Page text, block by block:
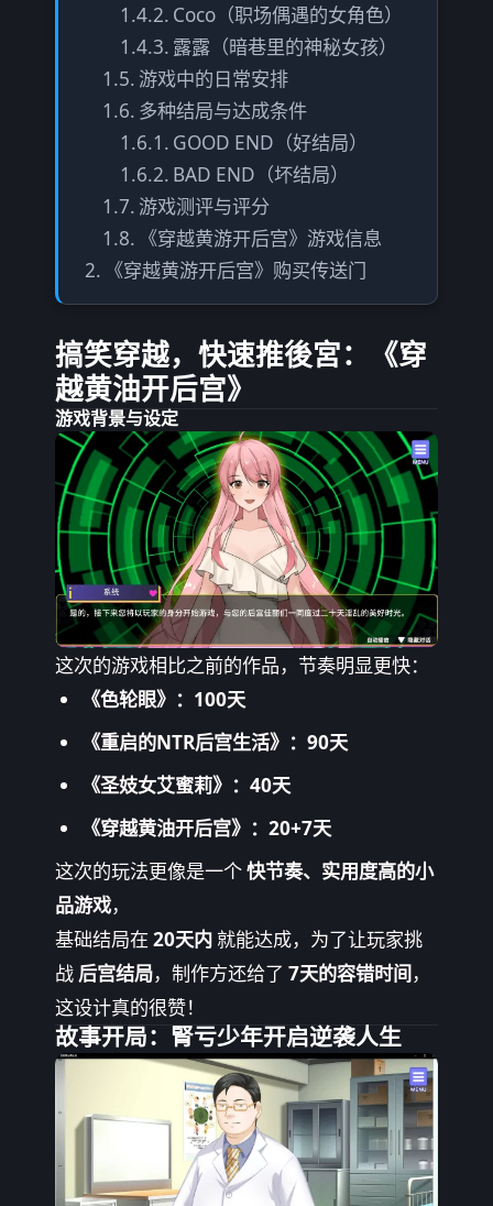
Coco（职场偶遇的女角色）
露露（暗巷里的神秘女孩）
游戏中的日常安排
多种结局与达成条件
GOOD END（好结局）
BAD END（坏结局）
游戏测评与评分
《穿越黄游开后宫》游戏信息
《穿越黄游开后宫》购买传送门
搞笑穿越，快速推後宮：《穿
越黄油开后宫》
游戏背景与设定
这次的游戏相比之前的作品，节奏明显更快：
《色轮眼》：100天
《重启的NTR后宫生活》：90天
《圣妓女艾蜜莉》：40天
《穿越黄油开后宫》：20+7天
这次的玩法更像是一个快节奏、实用度高的小
品游戏，
基础结局在20天内 就能达成，为了让玩家挑
战 后宫结局，制作方还给了 7天的容错时间，
这设计真的很赞！
故事开局：腎亏少年开启逆袭人生